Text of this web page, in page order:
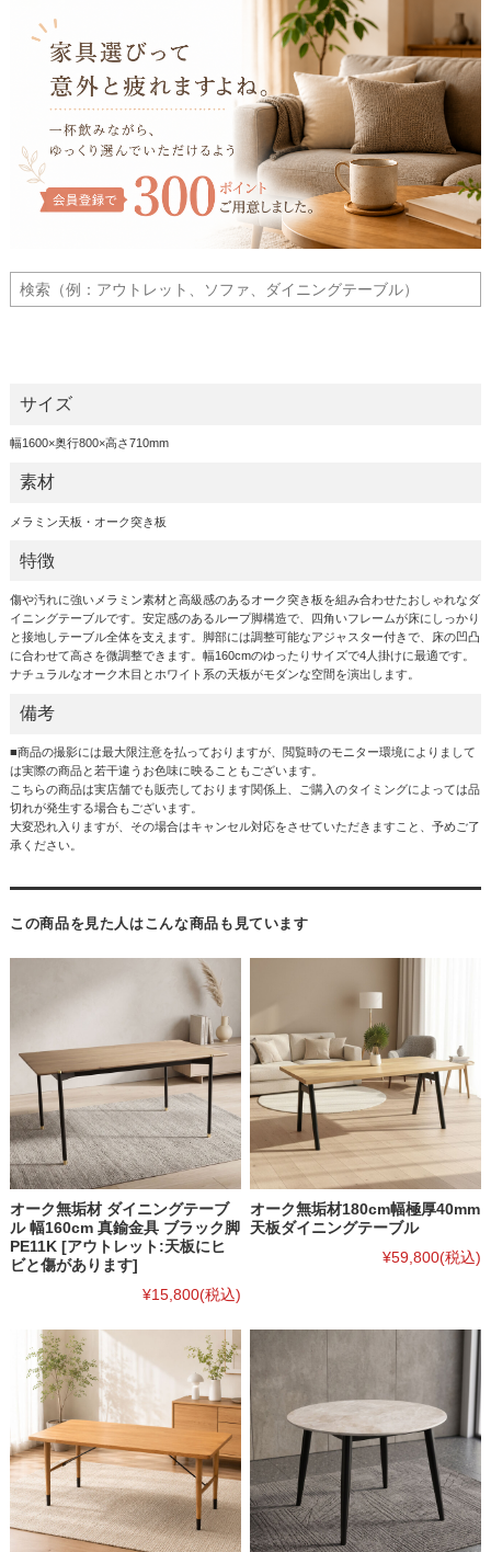
サイズ
幅1600×奥行800×高さ710mm
素材
メラミン天板・オーク突き板
特徴
傷や汚れに強いメラミン素材と高級感のあるオーク突き板を組み合わせたおしゃれなダ
イニングテーブルです。安定感のあるループ脚構造で、四角いフレームが床にしっかり
と接地しテーブル全体を支えます。脚部には調整可能なアジャスター付きで、床の凹凸
に合わせて高さを微調整できます。幅160cmのゆったりサイズで4人掛けに最適です。
ナチュラルなオーク木目とホワイト系の天板がモダンな空間を演出します。
備考
■商品の撮影には最大限注意を払っておりますが、閲覧時のモニター環境によりまして
は実際の商品と若干違うお色味に映ることもございます。
こちらの商品は実店舗でも販売しております関係上、ご購入のタイミングによっては品
切れが発生する場合もございます。
大変恐れ入りますが、その場合はキャンセル対応をさせていただきますこと、予めご了
承ください。
この商品を見た人はこんな商品も見ています
オーク無垢材 ダイニングテーブ
ル 幅160cm 真鍮金具 ブラック脚
PE11K [アウトレット:天板にヒ
ビと傷があります]
¥15,800(税込)
オーク無垢材180cm幅極厚40mm
天板ダイニングテーブル
¥59,800(税込)